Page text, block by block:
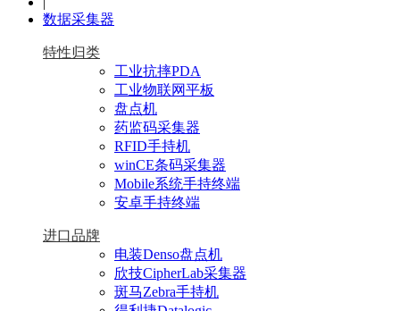
数据采集器
特性归类
工业抗摔PDA
工业物联网平板
盘点机
药监码采集器
RFID手持机
winCE条码采集器
Mobile系统手持终端
安卓手持终端
进口品牌
电装Denso盘点机
欣技CipherLab采集器
斑马Zebra手持机